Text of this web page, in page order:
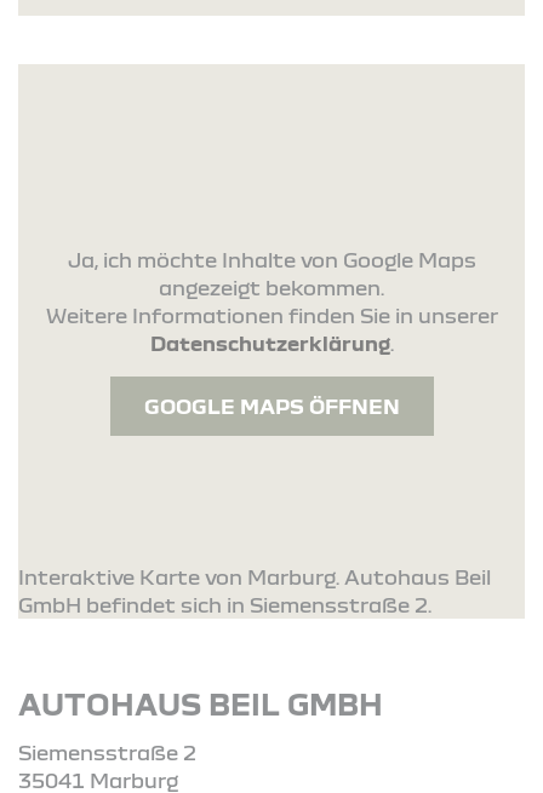
Ja, ich möchte Inhalte von Google Maps
angezeigt bekommen.
Weitere Informationen finden Sie in unserer
Datenschutzerklärung.
GOOGLE MAPS ÖFFNEN
Interaktive Karte von Marburg. Autohaus Beil
GmbH befindet sich in Siemensstraße 2.
AUTOHAUS BEIL GMBH
Siemensstraße 2
35041 Marburg